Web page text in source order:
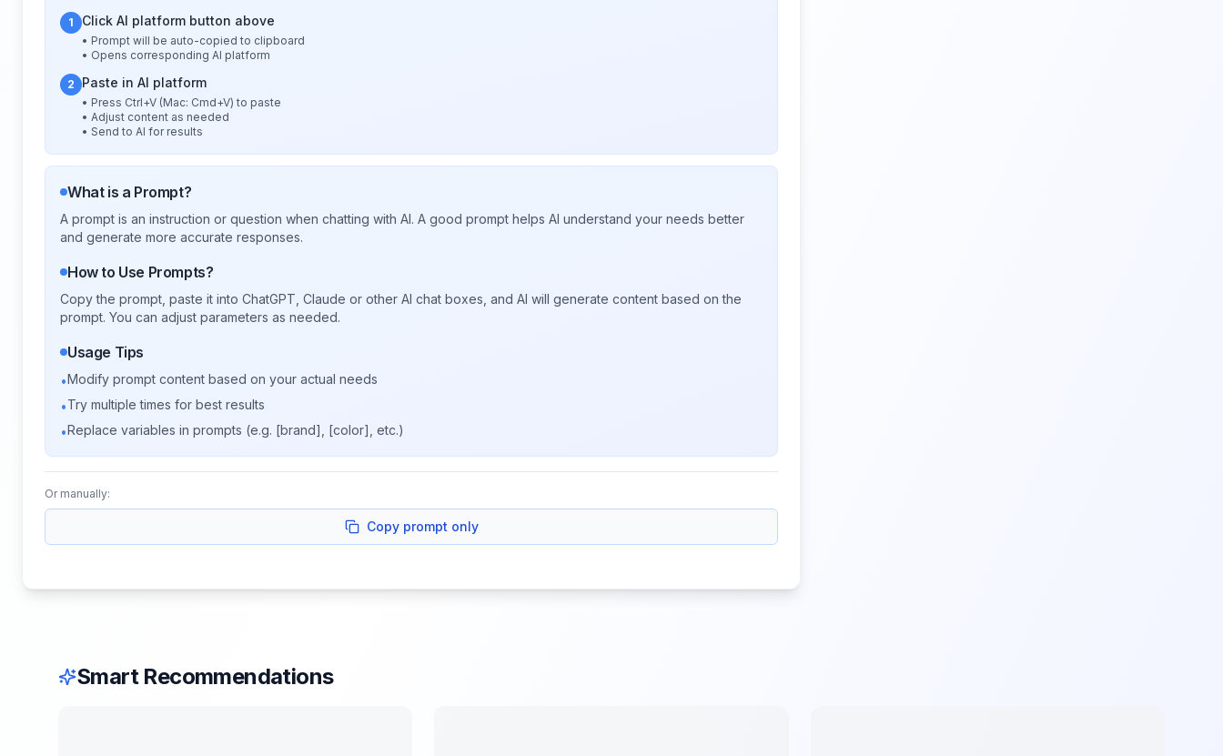
1 Click AI platform button above
• Prompt will be auto-copied to clipboard
• Opens corresponding AI platform
2 Paste in AI platform
• Press Ctrl+V (Mac: Cmd+V) to paste
• Adjust content as needed
• Send to AI for results
What is a Prompt?
A prompt is an instruction or question when chatting with AI. A good prompt helps AI understand your needs better
and generate more accurate responses.
How to Use Prompts?
Copy the prompt, paste it into ChatGPT, Claude or other AI chat boxes, and AI will generate content based on the
prompt. You can adjust parameters as needed.
Usage Tips
•Modify prompt content based on your actual needs
•Try multiple times for best results
•Replace variables in prompts (e.g. [brand], [color], etc.)
Or manually:
Copy prompt only
Smart Recommendations